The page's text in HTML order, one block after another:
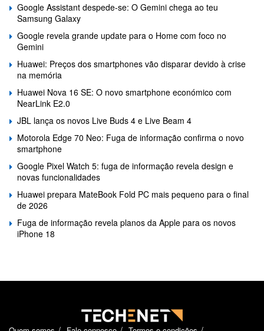
Google Assistant despede-se: O Gemini chega ao teu
Samsung Galaxy
Google revela grande update para o Home com foco no
Gemini
Huawei: Preços dos smartphones vão disparar devido à crise
na memória
Huawei Nova 16 SE: O novo smartphone económico com
NearLink E2.0
JBL lança os novos Live Buds 4 e Live Beam 4
Motorola Edge 70 Neo: Fuga de informação confirma o novo
smartphone
Google Pixel Watch 5: fuga de informação revela design e
novas funcionalidades
Huawei prepara MateBook Fold PC mais pequeno para o final
de 2026
Fuga de informação revela planos da Apple para os novos
iPhone 18